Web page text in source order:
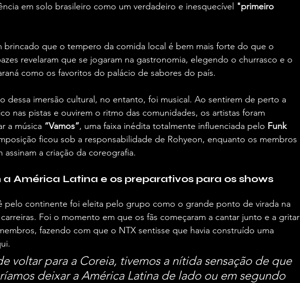
em solo brasileiro como um verdadeiro e inesquecível "primeiro
brincado que o tempero da comida local é bem mais forte do que o
revelaram que se jogaram na gastronomia, elegendo o churrasco e o
como os favoritos do palácio de sabores do país.
dessa imersão cultural, no entanto, foi musical. Ao sentirem de perto a
nas pistas e ouvirem o ritmo das comunidades, os artistas foram
a música “Vamos”, uma faixa inédita totalmente influenciada pelo Funk
ficou sob a responsabilidade de Rohyeon, enquanto os membros
assinam a criação da coreografia.
a América Latina e os preparativos para os shows
pelo continente foi eleita pelo grupo como o grande ponto de virada na
Foi o momento em que os fãs começaram a cantar junto e a gritar
fazendo com que o NTX sentisse que havia construído uma
voltar para a Coreia, tivemos a nítida sensação de que
deixar a América Latina de lado ou em segundo